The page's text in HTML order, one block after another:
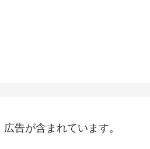
告が含まれています。